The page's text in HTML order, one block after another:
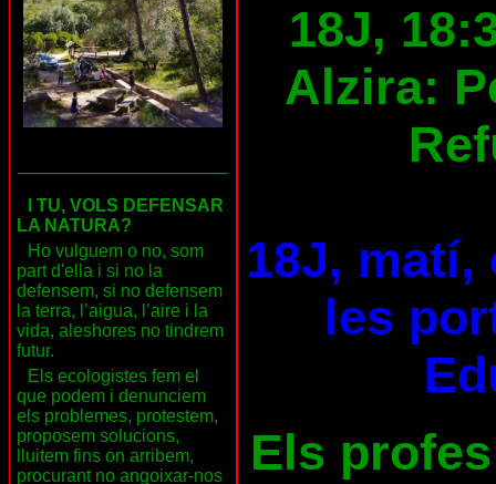
I TU, VOLS DEFENSAR
LA NATURA?
Ho vulguem o no, som
part d'ella i si no la
defensem, si no defensem
la terra, l’aigua, l’aire i la
vida, aleshores no tindrem
futur.
Els ecologistes fem el
que podem i denunciem
els problemes, protestem,
proposem solucions,
lluitem fins on arribem,
procurant no angoixar-nos
18J,
Alzira:
18J, matí,
les
Els